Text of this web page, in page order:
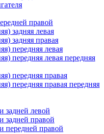
правой
задняя левая
задняя правая
передняя левая
передняя левая передняя
передняя правая
передняя правая передняя
задней левой
задней правой
передней правой